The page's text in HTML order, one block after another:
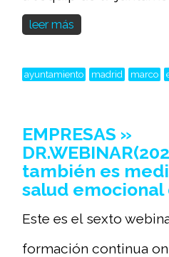
leer más
ayuntamiento madrid marco
EMPRESAS »
también es
salud
Este es el sexto
formación continua